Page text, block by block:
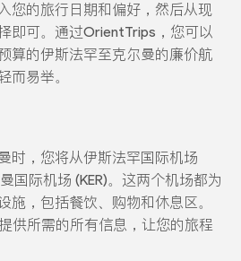
您的旅行日期和偏好，然后从现
即可。通过OrientTrips，您可以
算的伊斯法罕至克尔曼的廉价航
而易举。
时，您将从伊斯法罕国际机场
国际机场 (KER)。这两个机场都为
施，包括餐饮、购物和休息区。
供所需的所有信息，让您的旅程